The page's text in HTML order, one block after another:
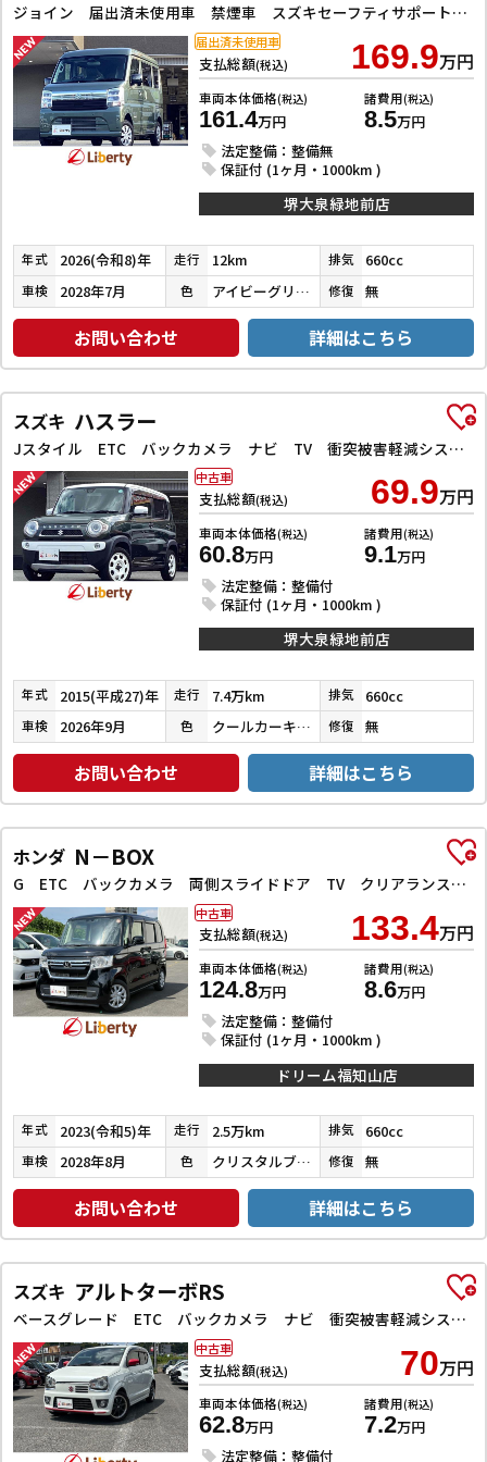
ジョイン 届出済未使用車 禁煙車 スズキセーフティサポート LEDヘッドライト 両側スライドドア スマートキー プッシュスタート 障害物センサー 運転席シートヒーター 電動格納ミラー
支払総額(税込) 169.9万円
車両本体価格(税込)
161.4万円
諸費用(税込)
8.5万円
法定整備：整備無
保証付 (1ヶ月・1000km )
届出済未使用車
堺大泉緑地前店
年式 2026(令和8)年 走行 12km 排気 660cc
車検 2028年7月 色 アイビーグリーンメタリック 修復 無
お問い合わせ 詳細はこちら
スズキ ハスラー
Jスタイル ETC バックカメラ ナビ TV 衝突被害軽減システム オートライト スマートキー アイドリングストップ 電動格納ミラー シートヒーター ベンチシート CVT ESC CD DVD再生
支払総額(税込) 69.9万円
車両本体価格(税込)
60.8万円
諸費用(税込)
9.1万円
法定整備：整備付
保証付 (1ヶ月・1000km )
中古車
堺大泉緑地前店
年式 2015(平成27)年 走行 7.4万km 排気 660cc
車検 2026年9月 色 クールカーキパールメタリック／ホワイト 修復 無
お問い合わせ 詳細はこちら
ホンダ N－BOX
G ETC バックカメラ 両側スライドドア TV クリアランスソナー オートクルーズコントロール レーンアシスト 衝突被害軽減システム オートライト LEDヘッドランプ スマートキー
支払総額(税込) 133.4万円
車両本体価格(税込)
124.8万円
諸費用(税込)
8.6万円
法定整備：整備付
保証付 (1ヶ月・1000km )
中古車
ドリーム福知山店
年式 2023(令和5)年 走行 2.5万km 排気 660cc
車検 2028年8月 色 クリスタルブラックパール 修復 無
お問い合わせ 詳細はこちら
スズキ アルトターボRS
ベースグレード ETC バックカメラ ナビ 衝突被害軽減システム オートライト HID スマートキー アイドリングストップ 電動格納ミラー シートヒーター AT 盗難防止システム ABS ESC アルミホイール
支払総額(税込) 70万円
車両本体価格(税込)
62.8万円
諸費用(税込)
7.2万円
法定整備：整備付
中古車